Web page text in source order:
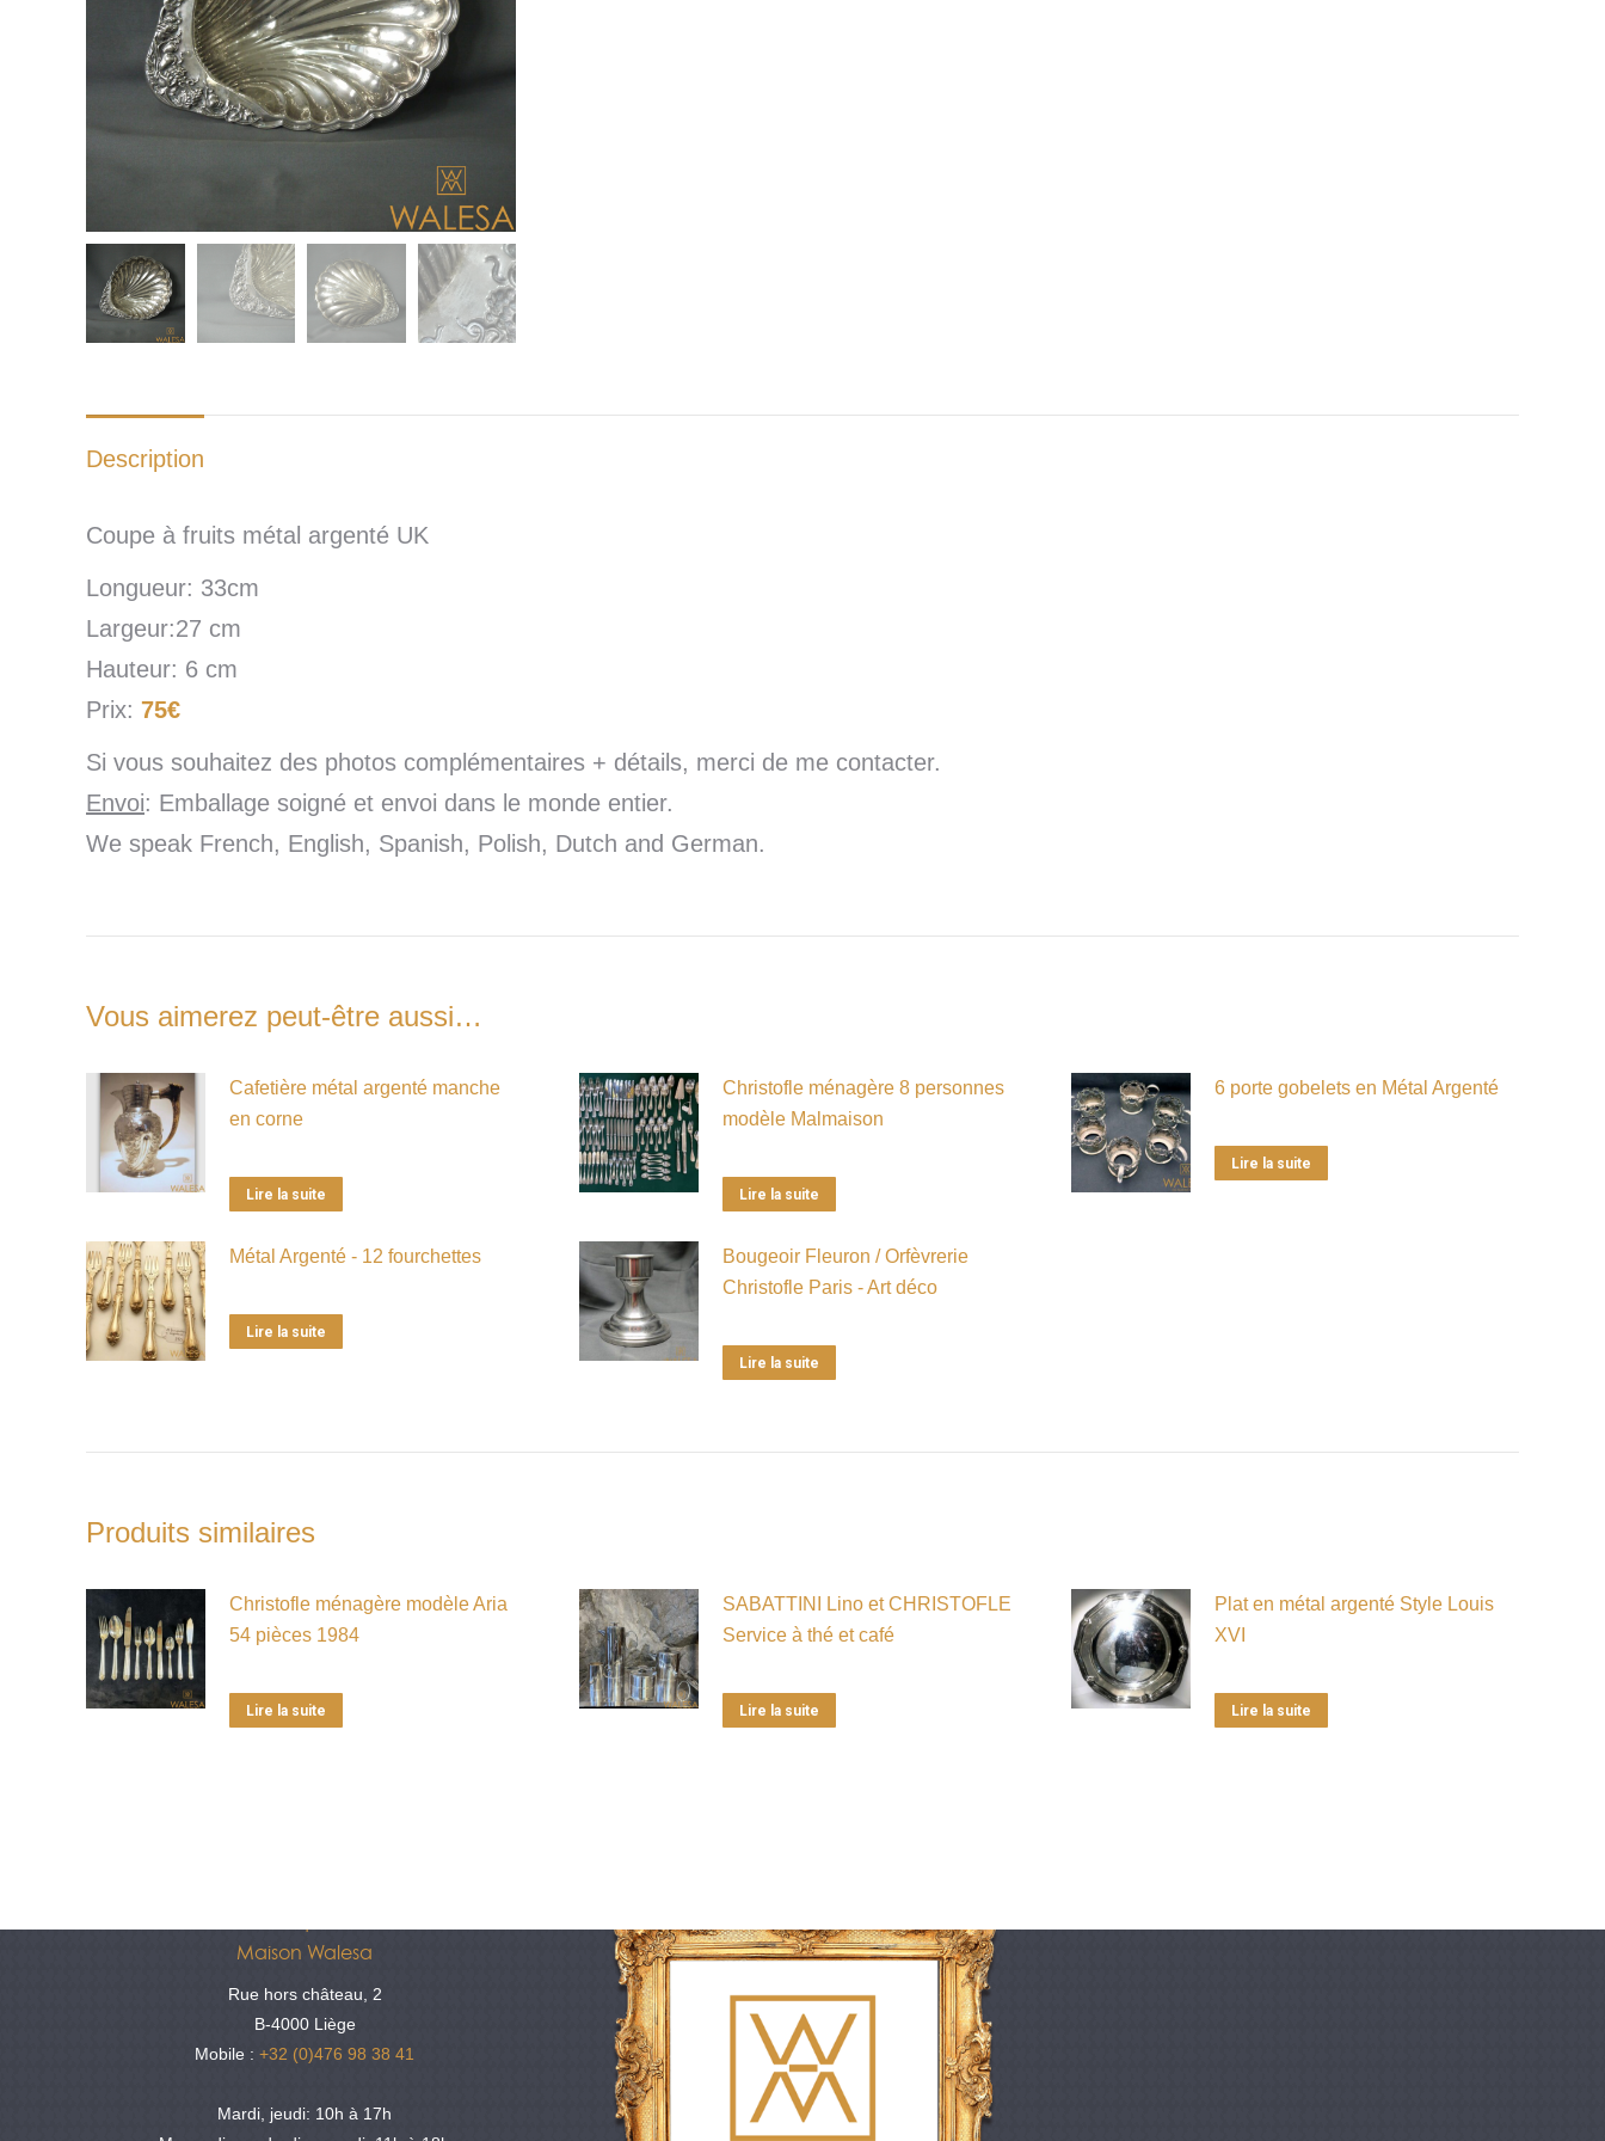
Description
Coupe à fruits métal argenté UK
Longueur: 33cm
Largeur:27 cm
Hauteur: 6 cm
Prix: 75€
Si vous souhaitez des photos complémentaires + détails, merci de me contacter.
Envoi: Emballage soigné et envoi dans le monde entier.
We speak French, English, Spanish, Polish, Dutch and German.
Vous aimerez peut-être aussi…
Cafetière métal argenté manche
en corne
Lire la suite
Christofle ménagère 8 personnes
modèle Malmaison
Lire la suite
6 porte gobelets en Métal Argenté
Lire la suite
Métal Argenté - 12 fourchettes
Lire la suite
Bougeoir Fleuron / Orfèvrerie
Christofle Paris - Art déco
Lire la suite
Produits similaires
Christofle ménagère modèle Aria
54 pièces 1984
Lire la suite
SABATTINI Lino et CHRISTOFLE
Service à thé et café
Lire la suite
Plat en métal argenté Style Louis
XVI
Lire la suite
Maison Walesa
Rue hors château, 2
B-4000 Liège
Mobile :+32 (0)476 98 38 41
Mardi, jeudi: 10h à 17h